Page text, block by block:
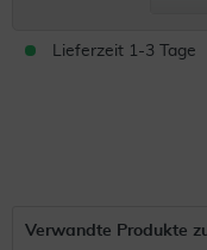
Lieferzeit 1-3 Tage
Verwandte Produkte